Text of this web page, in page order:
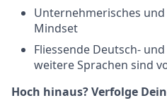
Unternehmerisches
Mindset
Fliessende Deutsch-
weitere Sprachen sind
Hoch hinaus? Verfolge